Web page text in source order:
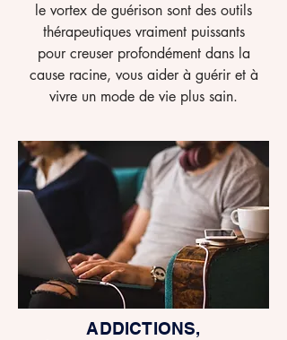
le vortex de guérison sont des outils
thérapeutiques vraiment puissants
pour creuser profondément dans la
cause racine, vous aider à guérir et à
vivre un mode de vie plus sain.
ADDICTIONS,